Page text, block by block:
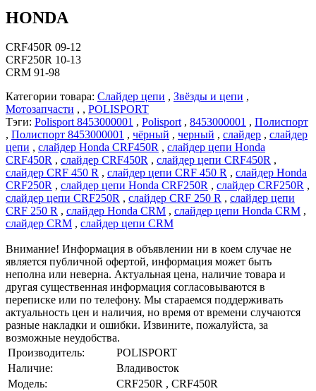
HONDA
CRF450R 09-12
CRF250R 10-13
CRM 91-98
Категории товара: Слайдер цепи , Звёзды и цепи ,
Мотозапчасти , , POLISPORT
Тэги: Polisport 8453000001 , Polisport, 8453000001 , Полиспорт
, Полиспорт 8453000001 , чёрный , черный , слайдер , слайдер
цепи , слайдер Honda CRF450R , слайдер цепи Honda
CRF450R , слайдер CRF450R , слайдер цепи CRF450R ,
слайдер CRF 450 R , слайдер цепи CRF 450 R , слайдер Honda
CRF250R , слайдер цепи Honda CRF250R , слайдер CRF250R ,
слайдер цепи CRF250R , слайдер CRF 250 R , слайдер цепи
CRF 250 R , слайдер Honda CRM , слайдер цепи Honda CRM ,
слайдер CRM , слайдер цепи CRM
Внимание! Информация в объявлении ни в коем случае не
является публичной офертой, информация может быть
неполна или неверна. Актуальная цена, наличие товара и
другая существенная информация согласовываются в
переписке или по телефону. Мы стараемся поддерживать
актуальность цен и наличия, но время от времени случаются
разные накладки и ошибки. Извините, пожалуйста, за
возможные неудобства.
Производитель:
POLISPORT
Наличие:
Владивосток
Модель:
CRF250R , CRF450R